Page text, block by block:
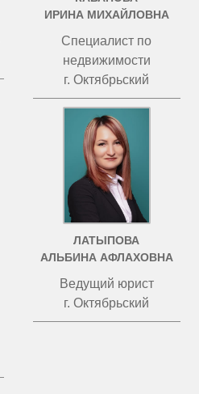
ИРИНА МИХАЙЛОВНА
Специалист по
недвижимости
г. Октябрьский
ЛАТЫПОВА
АЛЬБИНА АФЛАХОВНА
Ведущий юрист
г. Октябрьский